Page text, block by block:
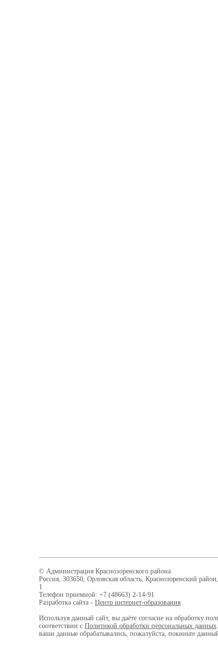
© Администрация Краснозоренского района
Россия, 303650, Орловская область, Краснозоренский
1
Телефон приемной: +7 (48663) 2-14-91
Разработка сайта - Центр интернет-образования
Используя данный сайт, вы даёте согласие на обработку
соответствии с Политикой обработки персональных данных
ваши данные обрабатывались, пожалуйста, покиньте